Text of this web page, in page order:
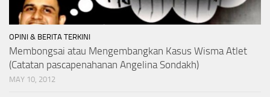
OPINI & BERITA TERKINI
Membongsai atau Mengembangkan Kasus Wisma Atlet
(Catatan pascapenahanan Angelina Sondakh)
MAY 10, 2012